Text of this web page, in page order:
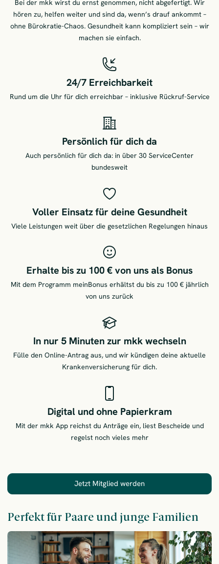
Bei der mkk wirst du ernst genommen, nicht abgefertigt. Wir
hören zu, helfen weiter und sind da, wenn’s drauf ankommt –
ohne Bürokratie-Chaos. Gesundheit kann kompliziert sein – wir
machen sie einfach.
24/7 Erreichbarkeit
Rund um die Uhr für dich erreichbar – inklusive Rückruf-Service
Persönlich für dich da
Auch persönlich für dich da: in über 30 ServiceCenter
bundesweit
Voller Einsatz für deine Gesundheit
Viele Leistungen weit über die gesetzlichen Regelungen hinaus
Erhalte bis zu 100 € von uns als Bonus
Mit dem Programm meinBonus erhältst du bis zu 100 € jährlich
von uns zurück
In nur 5 Minuten zur mkk wechseln
Fülle den Online-Antrag aus, und wir kündigen deine aktuelle
Krankenversicherung für dich.
Digital und ohne Papierkram
Mit der mkk App reichst du Anträge ein, liest Bescheide und
regelst noch vieles mehr
Jetzt Mitglied werden
Perfekt für Paare und junge Familien